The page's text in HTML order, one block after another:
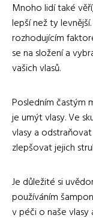
Mnoho lidí také
lepší než ty
rozhodujícím
se na složení a
vašich vlasů.
Posledním častým
je umýt vlasy. Ve
vlasy a
zlepšovat jejich
Je důležité si
používáním
v péči o naše vlasy